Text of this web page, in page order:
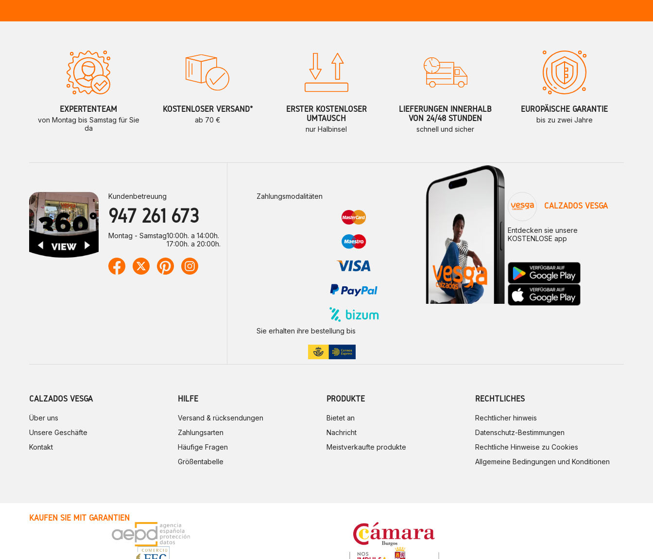
EXPERTENTEAM
von Montag bis Samstag für Sie
da
KOSTENLOSER VERSAND*
ab 70 €
ERSTER KOSTENLOSER
UMTAUSCH
nur Halbinsel
LIEFERUNGEN INNERHALB
VON 24/48 STUNDEN
schnell und sicher
EUROPÄISCHE GARANTIE
bis zu zwei Jahre
Kundenbetreuung
947 261 673
Montag - Samstag10:00h. a 14:00h.
17:00h. a 20:00h.
Zahlungsmodalitäten
Sie erhalten ihre bestellung bis
CALZADOS VESGA
Entdecken sie unsere
KOSTENLOSE app
CALZADOS VESGA
Über uns
Unsere Geschäfte
Kontakt
HILFE
Versand & rücksendungen
Zahlungsarten
Häufige Fragen
Größentabelle
PRODUKTE
Bietet an
Nachricht
Meistverkaufte produkte
RECHTLICHES
Rechtlicher hinweis
Datenschutz-Bestimmungen
Rechtliche Hinweise zu Cookies
Allgemeine Bedingungen und Konditionen
KAUFEN SIE MIT GARANTIEN